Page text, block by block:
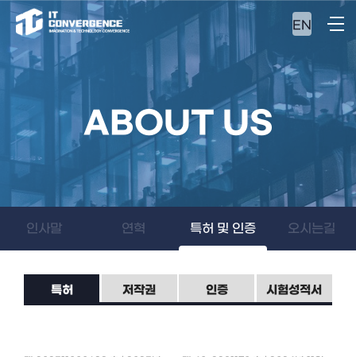
EN
ABOUT US
인사말 연혁 특허 및 인증 오시는길
특허 저작권 인증 시험성적서